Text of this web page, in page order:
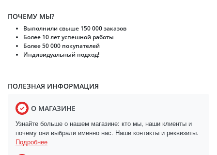
ПОЧЕМУ МЫ?
Выполнили свыше 150 000 заказов
Более 10 лет успешной работы
Более 50 000 покупателей
Индивидуальный подход!
ПОЛЕЗНАЯ ИНФОРМАЦИЯ
О МАГАЗИНЕ
Узнайте больше о нашем магазине: кто мы, наши клиенты и
почему они выбрали именно нас. Наши контакты и реквизиты.
Подробнее